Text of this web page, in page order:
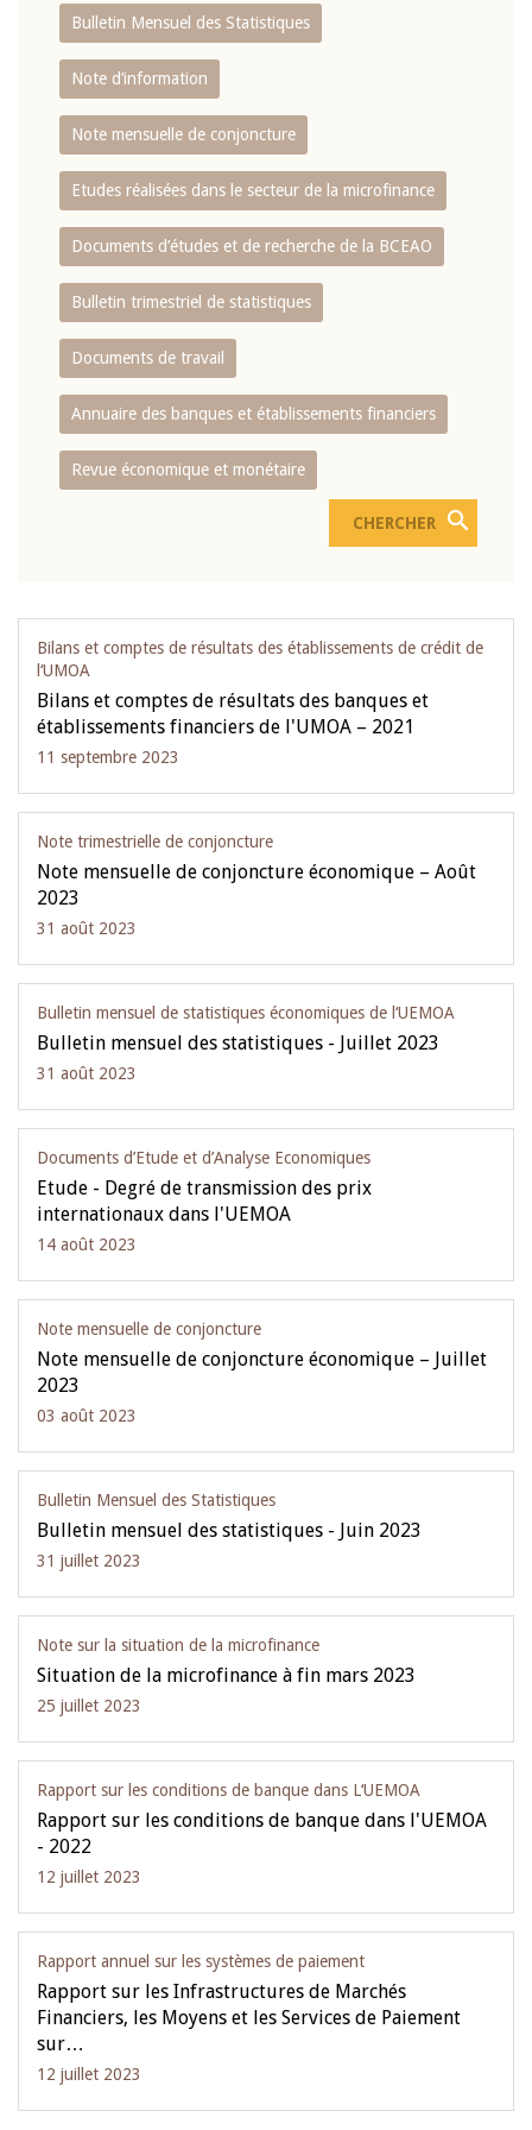
Bulletin Mensuel des Statistiques
Note d’information
Note mensuelle de conjoncture
Etudes réalisées dans le secteur de la microfinance
Documents d’études et de recherche de la BCEAO
Bulletin trimestriel de statistiques
Documents de travail
Annuaire des banques et établissements financiers
Revue économique et monétaire
Bilans et comptes de résultats des établissements de crédit de
l‘UMOA
Bilans et comptes de résultats des banques et
établissements financiers de l'UMOA – 2021
11 septembre 2023
Note trimestrielle de conjoncture
Note mensuelle de conjoncture économique – Août
2023
31 août 2023
Bulletin mensuel de statistiques économiques de l‘UEMOA
Bulletin mensuel des statistiques - Juillet 2023
31 août 2023
Documents d’Etude et d’Analyse Economiques
Etude - Degré de transmission des prix
internationaux dans l'UEMOA
14 août 2023
Note mensuelle de conjoncture
Note mensuelle de conjoncture économique – Juillet
2023
03 août 2023
Bulletin Mensuel des Statistiques
Bulletin mensuel des statistiques - Juin 2023
31 juillet 2023
Note sur la situation de la microfinance
Situation de la microfinance à fin mars 2023
25 juillet 2023
Rapport sur les conditions de banque dans L‘UEMOA
Rapport sur les conditions de banque dans l'UEMOA
- 2022
12 juillet 2023
Rapport annuel sur les systèmes de paiement
Rapport sur les Infrastructures de Marchés
Financiers, les Moyens et les Services de Paiement
sur…
12 juillet 2023